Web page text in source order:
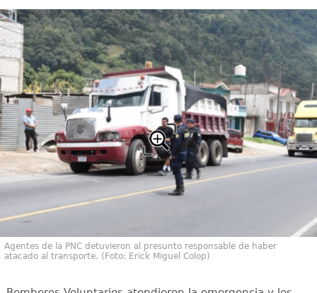
Agentes de la PNC detuvieron al presunto responsable de haber
atacado al transporte. (Foto: Erick Miguel Colop)